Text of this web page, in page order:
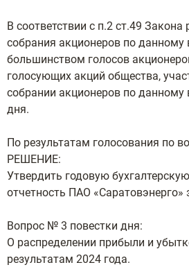
В соответствии с п.2 ст.49
собрания акционеров по данному
большинством голосов
голосующих акций общества,
собрании акционеров по данному
дня.
По результатам голосования по
РЕШЕНИЕ:
Утвердить годовую
отчетность ПАО «Саратовэнерго»
Вопрос № 3 повестки дня:
О распределении прибыли и
результатам 2024 года.